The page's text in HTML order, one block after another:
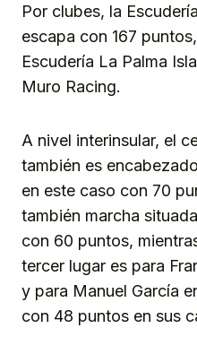
Por clubes, la
escapa con 167
Escudería La Palma
Muro Racing.
A nivel interinsular, el
también es
en este caso con 70
también marcha
con 60 puntos,
tercer lugar es para
y para Manuel García
con 48 puntos en sus